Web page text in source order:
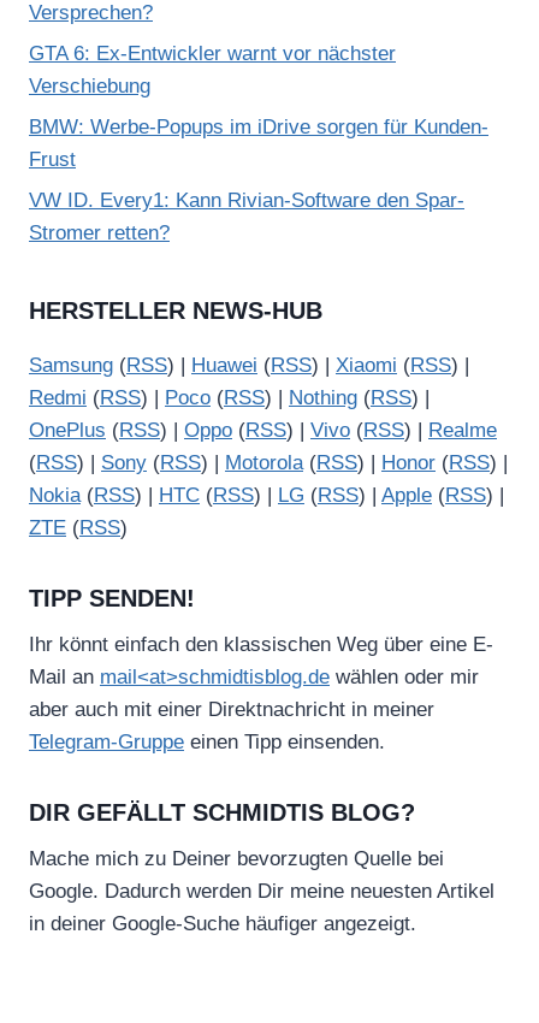
Versprechen?
GTA 6: Ex-Entwickler warnt vor nächster
Verschiebung
BMW: Werbe-Popups im iDrive sorgen für Kunden-
Frust
VW ID. Every1: Kann Rivian-Software den Spar-
Stromer retten?
HERSTELLER NEWS-HUB
Samsung (RSS) | Huawei (RSS) | Xiaomi (RSS) |
Redmi (RSS) | Poco (RSS) | Nothing (RSS) |
OnePlus (RSS) | Oppo (RSS) | Vivo (RSS) |
Realme
(RSS) | Sony (RSS) | Motorola(RSS) | Honor (RSS) |
Nokia(RSS) | HTC (RSS) | LG (RSS) | Apple (RSS) |
ZTE (RSS)
TIPP SENDEN!
Ihr könnt einfach den klassischen Weg über eine E-
Mail an mail<at>schmidtisblog.de wählen oder mir
aber auch mit einer Direktnachricht in meiner
Telegram-Gruppe einen Tipp einsenden.
DIR GEFÄLLT SCHMIDTIS BLOG?
Mache mich zu Deiner bevorzugten Quelle bei
Google. Dadurch werden Dir meine neuesten Artikel
in deiner Google-Suche häufiger angezeigt.